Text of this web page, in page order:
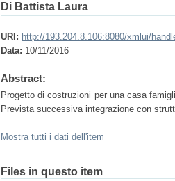
Di Battista Laura
URI: http://193.204.8.106:8080/xmlui/
Data: 10/11/2016
Abstract:
Progetto di costruzioni per una casa
Prevista successiva integrazione con
Mostra tutti i dati dell'item
Files in questo item